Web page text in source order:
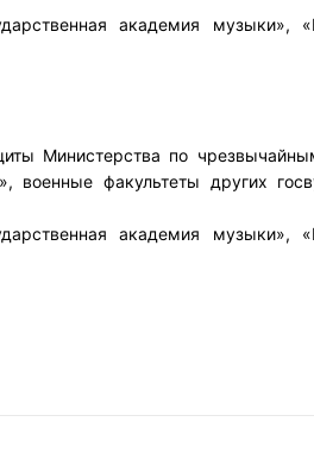
академия музыки»,
Министерства по
военные факультеты других
академия музыки»,